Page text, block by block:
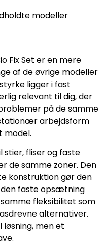
modeller
Fix Set er en mere
af de øvrige modeller
ligger i fast
relevant til dig, der
på de samme
arbejdsform
model.
stier, fliser og faste
de samme zoner. Den
konstruktion gør den
faste opsætning
fleksibilitet som
alternativer.
løsning, men et